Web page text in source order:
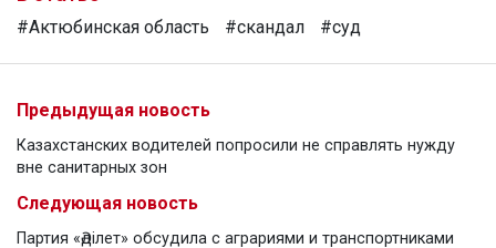
#Актюбинская область #скандал #суд
Предыдущая новость
Казахстанских водителей попросили не справлять нужду
вне санитарных зон
Следующая новость
Партия «Әділет» обсудила с аграриями и транспортниками